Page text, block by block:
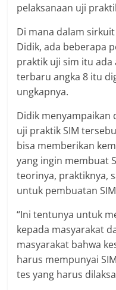
pelaksanaan uji
Di mana dalam
Didik, ada beberapa
praktik uji sim itu ada
terbaru angka 8 itu
ungkapnya.
Didik menyampaikan
uji praktik SIM
bisa memberikan
yang ingin membuat
teorinya, praktiknya,
untuk pembuatan
“Ini tentunya untuk
kepada masyarakat
masyarakat bahwa
harus mempunyai
tes yang harus